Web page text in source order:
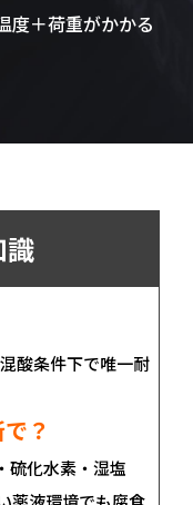
度＋荷重がかかる
識
酸条件下で唯一耐
？
硫化水素・湿塩